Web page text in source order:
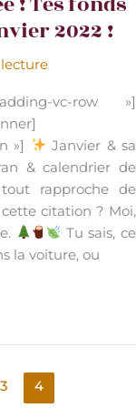
2022 !
vc-row »]
»]
Janvier & sa
& calendrier de
rapproche de
cette citation ? Moi,
Tu sais, ce
la voiture, ou
3 4